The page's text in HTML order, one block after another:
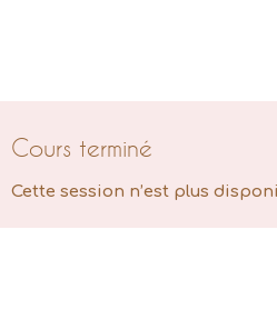
Cours terminé
Cette session n’est plus